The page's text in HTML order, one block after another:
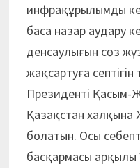
инфрақұрылымды
баса назар аудару
денсаулығын сөз
жақсартуға септігін
Президенті
Қазақстан
болатын. Осы
басқармасы